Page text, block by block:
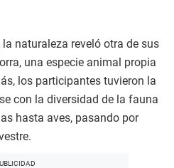
naturaleza reveló otra de sus
una especie animal propia
los participantes tuvieron la
con la diversidad de la fauna
hasta aves, pasando por